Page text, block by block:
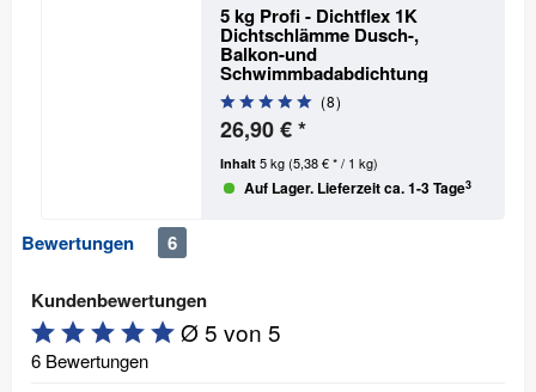
5 kg Profi - Dichtflex 1K
Dichtschlämme Dusch-,
Balkon-und
Schwimmbadabdichtung
(8)
26,90 € *
Inhalt 5 kg(5,38 € * / 1 kg)
Auf Lager. Lieferzeit ca. 1-3 Tage3
Bewertungen 6
Kundenbewertungen
Ø 5 von 5
6 Bewertungen